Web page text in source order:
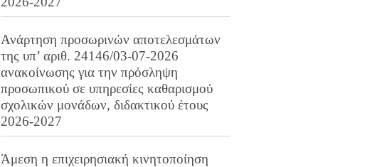
Ανάρτηση προσωρινών αποτελεσμάτων
της υπ’ αριθ. 24146/03-07-2026
ανακοίνωσης για την πρόσληψη
προσωπικού σε υπηρεσίες καθαρισμού
σχολικών μονάδων, διδακτικού έτους
2026-2027
Άμεση η επιχειρησιακή κινητοποίηση